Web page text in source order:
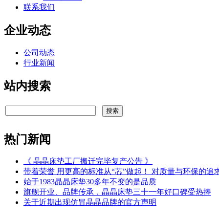
联系我们
企业动态
公司动态
行业新闻
站内搜索
热门新闻
《 晶晶床垫工厂搬迁完毕复产公告 》
带着荣誉 用更高的标准从“芯”做起！ 对质量与环保的追
始于1983晶晶床垫30多年不变的是品质
旗舰开业、品牌传承，晶晶床垫三十一年好口碑受热捧
关于近期出现仿冒晶晶品牌的官方声明